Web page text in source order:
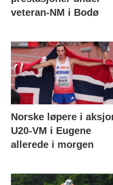
veteran-NM i Bodø
Norske løpere i
U20-VM i Eugene
allerede i morgen